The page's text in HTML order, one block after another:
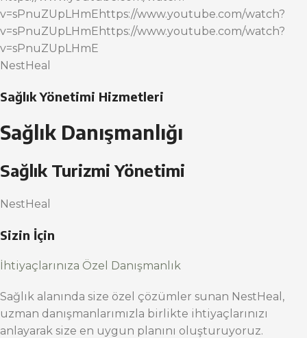
v=sPnuZUpLHmEhttps://www.youtube.com/watch?
v=sPnuZUpLHmEhttps://www.youtube.com/watch?
v=sPnuZUpLHmE
NestHeal
Sağlık Yönetimi Hizmetleri
Sağlık Danışmanlığı
Sağlık Turizmi Yönetimi
NestHeal
Sizin İçin
İhtiyaçlarınıza Özel Danışmanlık
Sağlık alanında size özel çözümler sunan NestHeal,
uzman danışmanlarımızla birlikte ihtiyaçlarınızı
anlayarak size en uygun planını oluşturuyoruz.